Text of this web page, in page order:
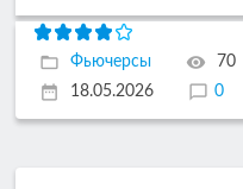
Фьючерсы 70
18.05.2026
0